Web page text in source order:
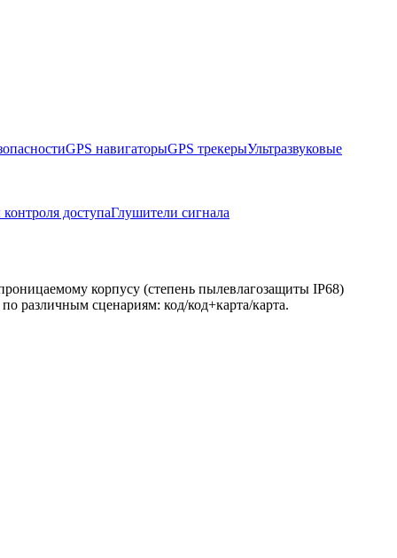
GPS навигаторыGPS трекерыУльтразвуковые
доступаГлушители сигнала
корпусу (степень пылевлагозащиты IP68)
различным сценариям: код/код+карта/карта.